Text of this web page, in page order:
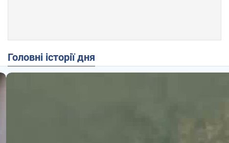
Головні історії дня